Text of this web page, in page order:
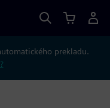
prekladu.